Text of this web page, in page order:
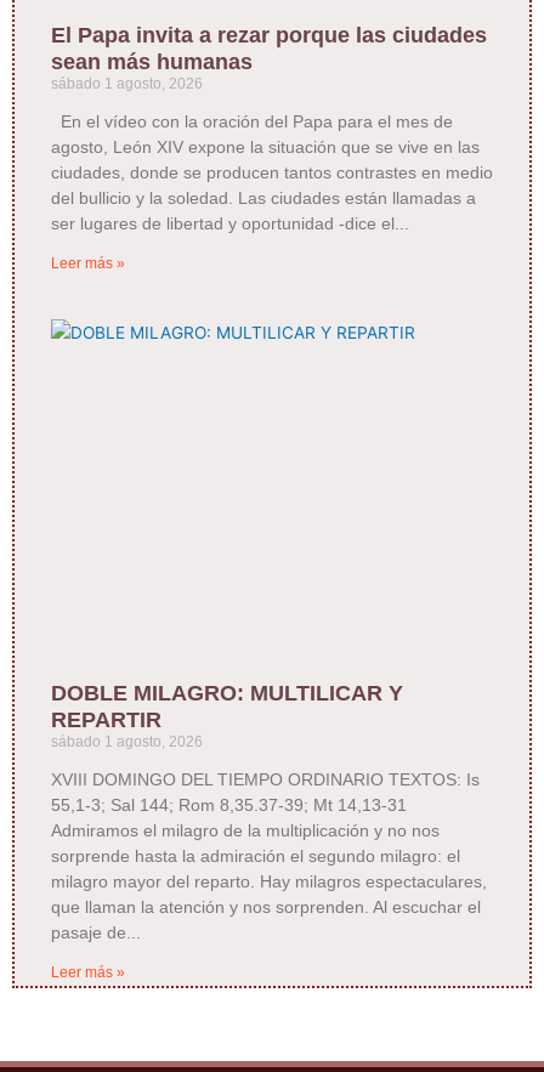
El Papa invita a rezar porque las ciudades
sean más humanas
sábado 1 agosto, 2026
En el vídeo con la oración del Papa para el mes de
agosto, León XIV expone la situación que se vive en las
ciudades, donde se producen tantos contrastes en medio
del bullicio y la soledad. Las ciudades están llamadas a
ser lugares de libertad y oportunidad -dice el
Leer más »
DOBLE MILAGRO: MULTILICAR Y
REPARTIR
sábado 1 agosto, 2026
XVIII DOMINGO DEL TIEMPO ORDINARIO TEXTOS: Is
55,1-3; Sal 144; Rom 8,35.37-39; Mt 14,13-31
Admiramos el milagro de la multiplicación y no nos
sorprende hasta la admiración el segundo milagro: el
milagro mayor del reparto. Hay milagros espectaculares,
que llaman la atención y nos sorprenden. Al escuchar el
pasaje de
Leer más »